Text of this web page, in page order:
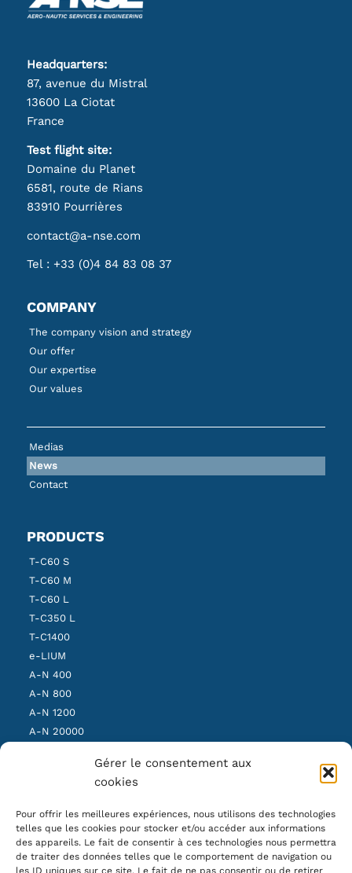
Gérer le consentement aux
cookies
Pour offrir les meilleures expériences, nous utilisons des technologies
telles que les cookies pour stocker et/ou accéder aux informations
des appareils. Le fait de consentir à ces technologies nous permettra
de traiter des données telles que le comportement de navigation ou
les ID uniques sur ce site. Le fait de ne pas consentir ou de retirer
Headquarters:
87, avenue du Mistral
13600 La Ciotat
France
Test flight site:
Domaine du Planet
6581, route de Rians
83910 Pourrières
contact@a-nse.com
Tel : +33 (0)4 84 83 08 37
COMPANY
The company vision and strategy
Our offer
Our expertise
Our values
Medias
News
Contact
PRODUCTS
T-C60 S
T-C60 M
T-C60 L
T-C350 L
T-C1400
e-LIUM
A-N 400
A-N 800
A-N 1200
A-N 20000
OUR NEWSLETTER